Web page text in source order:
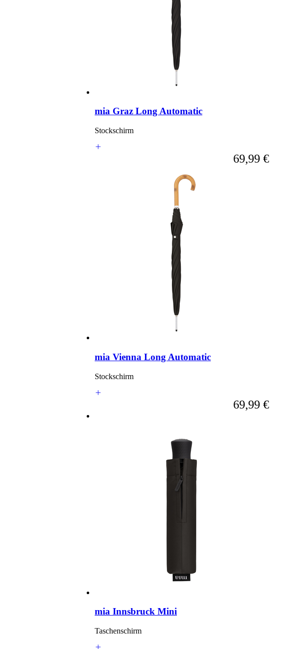
mia Graz Long Automatic
Stockschirm
Ab
69,99 €
mia Vienna Long Automatic
Stockschirm
Ab
69,99 €
mia Innsbruck Mini
Taschenschirm